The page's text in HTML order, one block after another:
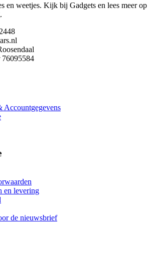
en weetjes. Kijk bij Gadgets en lees meer op
Accountgegevens
en levering
de nieuwsbrief